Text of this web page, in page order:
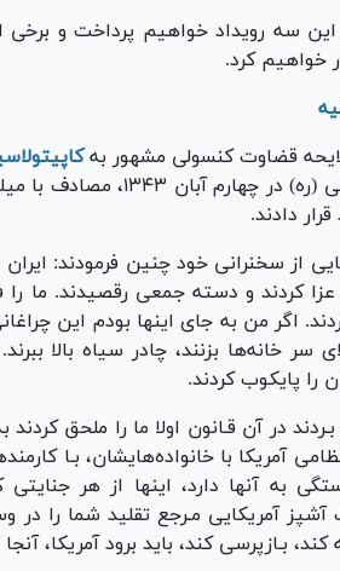
این سه رویداد خواهیم پرداخت و برخی
خواهیم کرد.
قضاوت کنسولی مشهور به
۱۳۴۳، امام خمینی (ره)
دادند.
از سخنرانی خود چنین فرمودند: ایران
عزا کردند و دسته جمعی رقصیدند. ما را
اگر من به جای اینها بودم این
سر خانه‌ها بزنند، چادر سیاه
را پایکوب کردند.
در آن قـانون اولا ما را ملحق
آمریکا با خانواده‌هایشان، بـا
به آنها دارد، اینها از هر
آشپز آمریکایی مـرجع تقلید شما را در
بـازپرسی کند، باید برود آمریکا،